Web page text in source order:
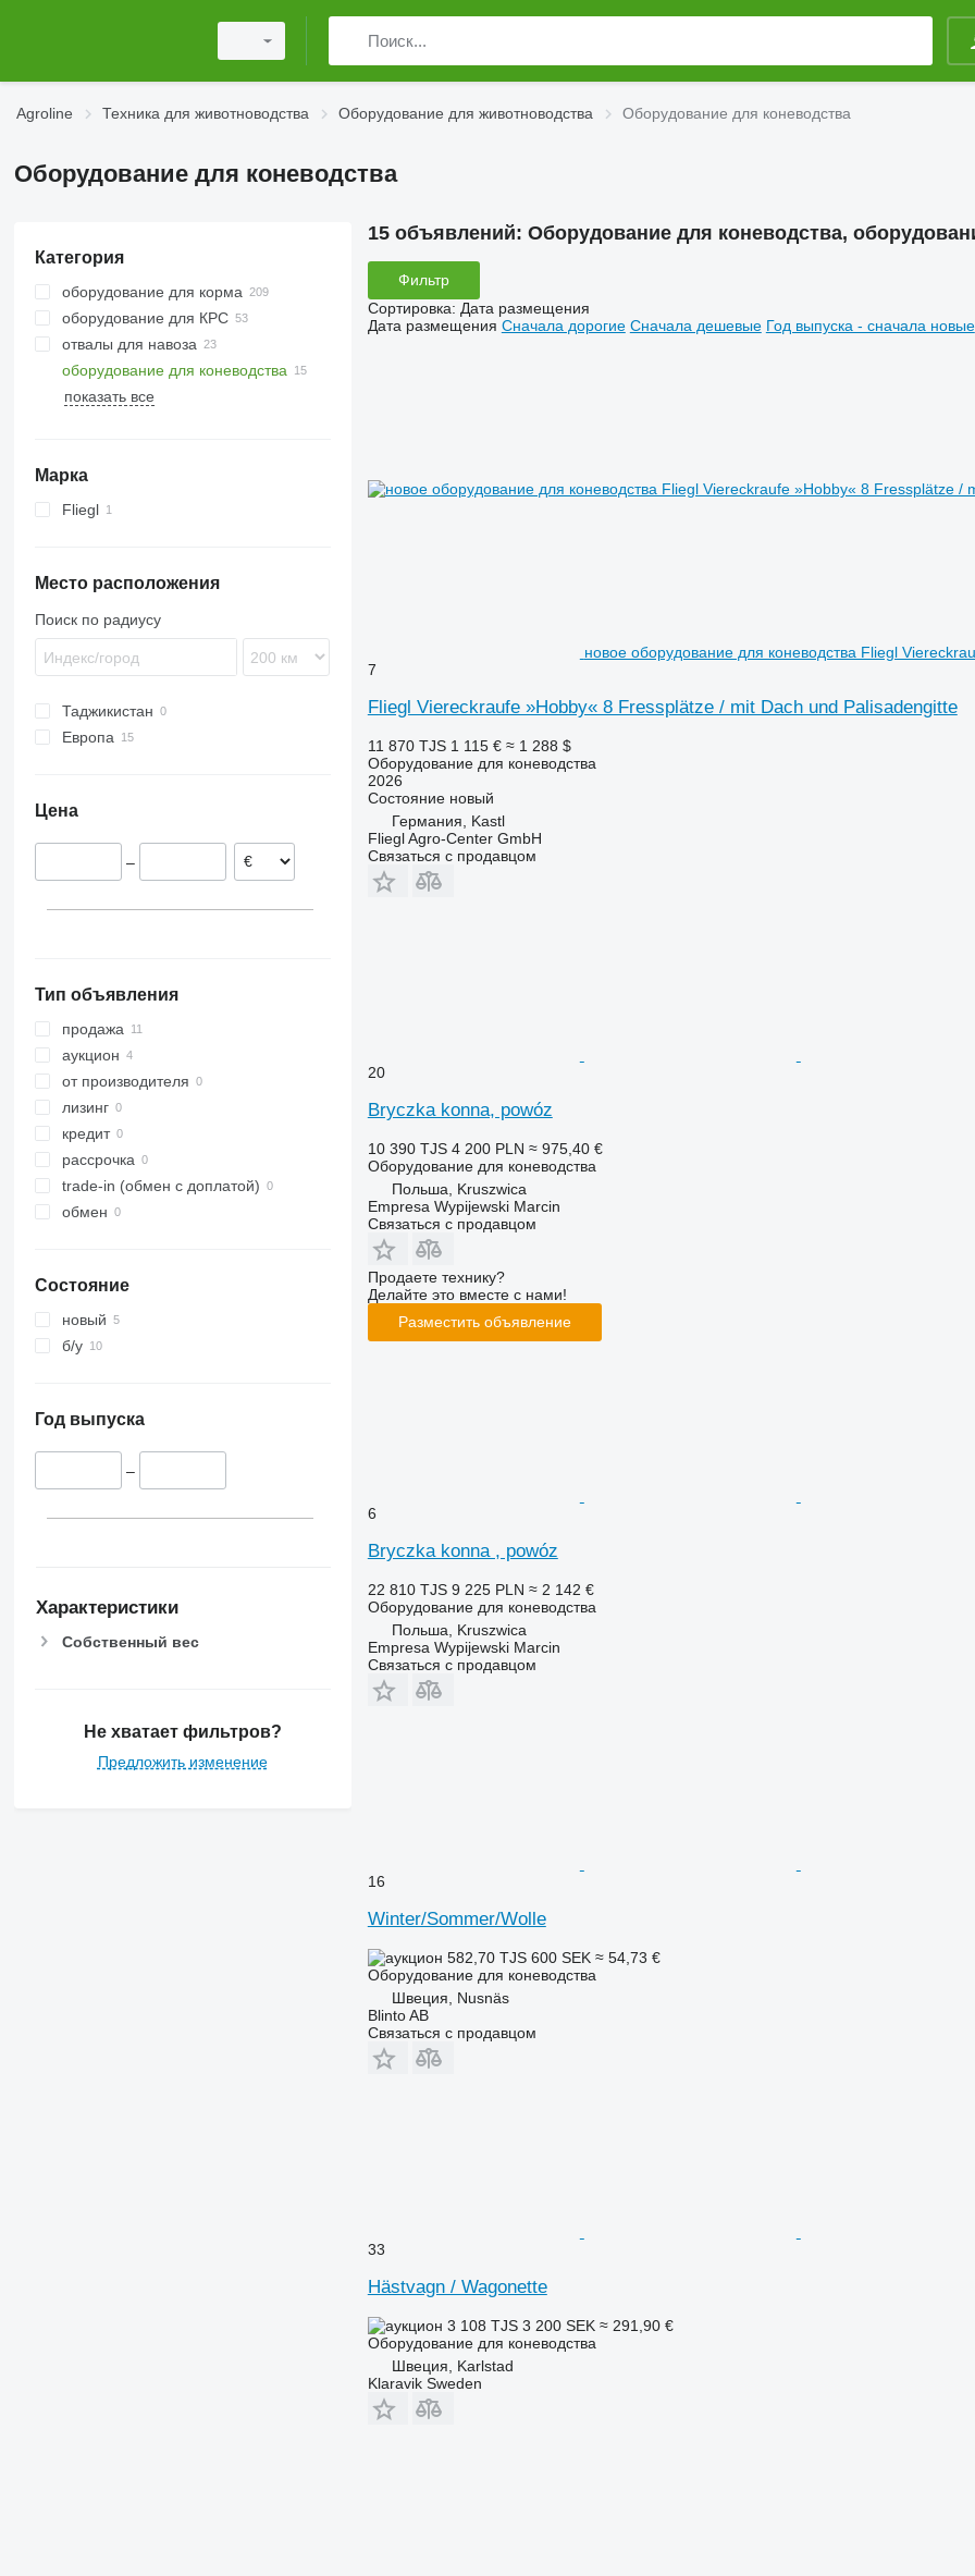
Agroline Техника для животноводства Оборудование для животноводства Оборудование для коневодства
Оборудование для коневодства
Категория
оборудование для корма
зернодробилки
подталкиватели кормов
силосные катки
экструдеры зерновые
крупорушки
линии для производства корма
для животных
другое оборудование для корма
оборудование для КРС
доильное оборудование
охладители молока
кормушки для скота
маты для коров
отвалы для навоза
оборудование для коневодства
бороны для конных арен
показать все
Марка
Fliegl
Место расположения
Поиск по радиусу
Таджикистан
Европа
Германия
Норвегия
Цена
–
Тип объявления
продажа
аукцион
от производителя
лизинг
кредит
рассрочка
trade-in (обмен с доплатой)
обмен
Состояние
новый
б/у
Год выпуска
–
Характеристики
Собственный вес
Не хватает фильтров?
Предложить изменение
15 объявлений: Оборудование для коневодства,
Фильтр
Сортировка: Дата размещения
Дата размещения Сначала дорогие Сначала дешевые Год выпуска - сначала новые
новое оборудование для коневодства Fliegl
7
Fliegl Viereckraufe »Hobby« 8 Fressplätze / mit Dach und Palisadengitte
11 870 TJS 1 115 € ≈ 1 288 $
Оборудование для коневодства
2026
Состояниеновый
Германия, Kastl
Fliegl Agro-Center GmbH
Связаться с продавцом
20
Bryczka konna, powóz
10 390 TJS 4 200 PLN ≈ 975,40 €
Оборудование для коневодства
Польша, Kruszwica
Empresa Wypijewski Marcin
Связаться с продавцом
Продаете технику?
Делайте это вместе с нами!
Разместить объявление
6
Bryczka konna , powóz
22 810 TJS 9 225 PLN ≈ 2 142 €
Оборудование для коневодства
Польша, Kruszwica
Empresa Wypijewski Marcin
Связаться с продавцом
16
Winter/Sommer/Wolle
582,70 TJS 600 SEK ≈ 54,73 €
Оборудование для коневодства
Швеция, Nusnäs
Blinto AB
Связаться с продавцом
33
Hästvagn / Wagonette
3 108 TJS 3 200 SEK ≈ 291,90 €
Оборудование для коневодства
Швеция, Karlstad
Klaravik Sweden